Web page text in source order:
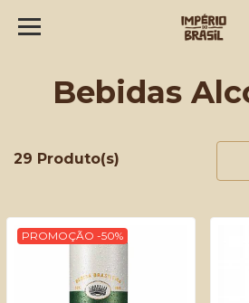
Bebidas
29 Produto(s)
PROMOÇÃO -50%